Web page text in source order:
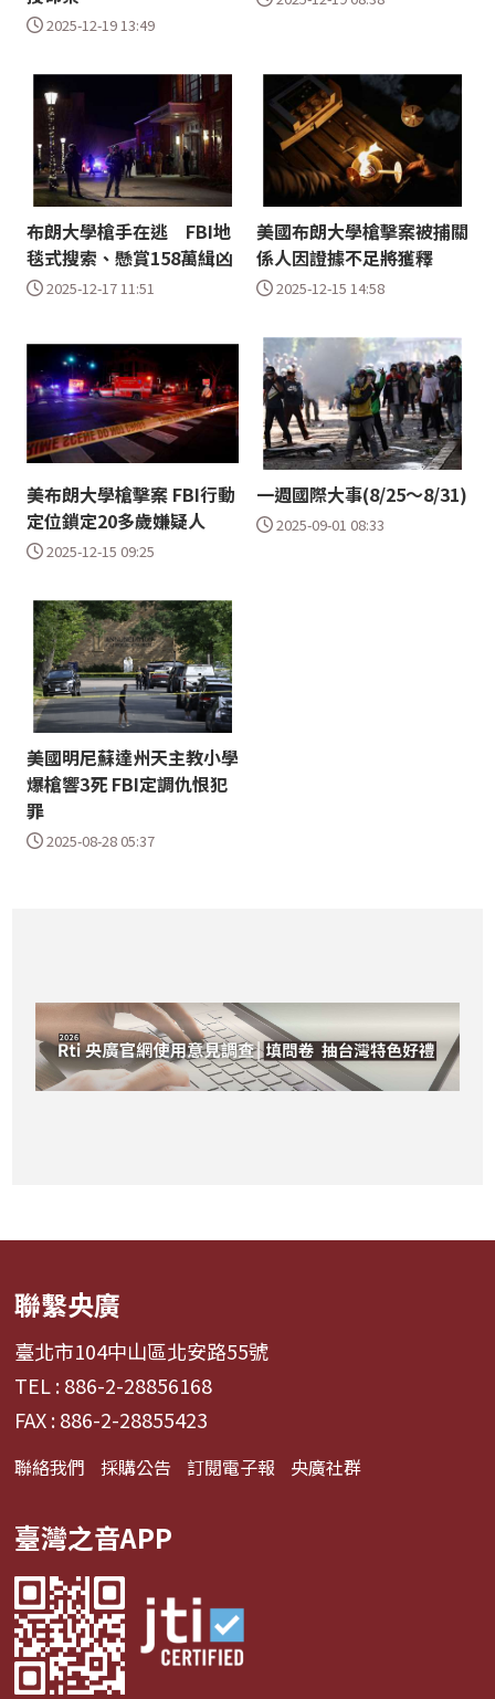
2025-12-19 13:49
布朗大學槍手在逃 FBI地
毯式搜索、懸賞158萬緝凶
2025-12-17 11:51
美國布朗大學槍擊案被捕關
係人因證據不足將獲釋
2025-12-15 14:58
美布朗大學槍擊案 FBI行動
定位鎖定20多歲嫌疑人
2025-12-15 09:25
一週國際大事(8/25～8/31)
2025-09-01 08:33
美國明尼蘇達州天主教小學
爆槍響3死 FBI定調仇恨犯
罪
2025-08-28 05:37
聯繫央廣
臺北市104中山區北安路55號
TEL : 886-2-28856168
FAX : 886-2-28855423
聯絡我們 採購公告 訂閱電子報 央廣社群
臺灣之音APP